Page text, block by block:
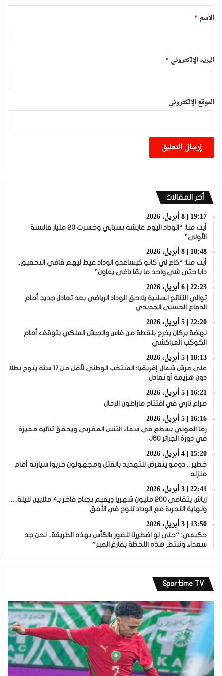
*
الاسم *
البريد الإلكتروني *
الموقع الإلكتروني
أخر المقالات
19:17 | 8 أبريل، 2026
أيت منا: “الوداد اليوم عايشة بسبابي وخسرت 20 مليار فالسنة
الأولى”
18:48 | 8 أبريل، 2026
أيت منا: “كاع لي كانو كيساعدو الوداد عيط ليهم قاضي التحقيق..
دابا حتى شي واحد ما بقا باغي يعاون”
22:23 | 6 أبريل، 2026
توالي النتائج السلبية يلاحق الوداد الرياضي بعد تعادل جديد أمام
الدفاع الحسني الجديدي
22:20 | 5 أبريل، 2026
نهضة بركان يخرج بنقطة من فاس والجيش الملكي يتوقف أمام
الكوكب المراكشي
18:13 | 5 أبريل، 2026
على عرش شمال إفريقيا: المنتخب الوطني لأقل من 17 سنة يتوج بطلا
دون هزيمة أو تعادل
16:21 | 5 أبريل، 2026
صراع ناري في افتتاح ماراطون الرمال
16:16 | 5 أبريل، 2026
رضا العوني يسطع في سماء التنس المغربي ويحقق ثنائية مميزة
في دورة الجزائر J60
15:20 | 4 أبريل، 2026
خطير .. دومو يتعرض للتهديد بالقتل ومجهولون خربوا سيارته أمام
منزله
22:41 | 3 أبريل، 2026
زياش يتقاضى 200 مليون شهريا ويقيم بجناح فاخر بـ4 ملايين لليلة…
ونهاية التجربة مع الوداد تلوح في الأفق
13:50 | 3 أبريل، 2026
حكيمي: “حتى لو اضطررنا للفوز بالكأس بهذه الطريقة.. نحن جد
سعداء وننتظر هذه اللحظة بفارغ الصبر”
Sportime TV